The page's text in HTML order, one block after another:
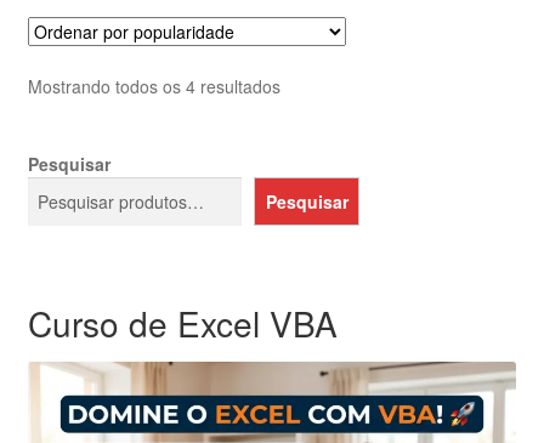
Mostrando todos os 4 resultadosClassificado
Pesquisar
Pesquisar
Curso de Excel VBA